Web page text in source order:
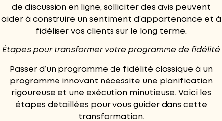
de discussion en ligne, solliciter des avis peuvent
aider à construire un sentiment d’appartenance et à
fidéliser vos clients sur le long terme.
Étapes pour transformer votre programme de fidélité
Passer d’un programme de fidélité classique à un
programme innovant nécessite une planification
rigoureuse et une exécution minutieuse. Voici les
étapes détaillées pour vous guider dans cette
transformation.